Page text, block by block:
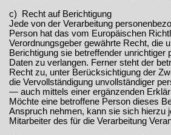
c) Recht auf Berichtigung
Jede von der Verarbeitung
Person hat das vom Europäischen
Verordnungsgeber gewährte Recht, die
Berichtigung sie betreffender unrichtiger
Daten zu verlangen. Ferner steht der
Recht zu, unter Berücksichtigung der
die Vervollständigung unvollständiger
— auch mittels einer ergänzenden
Möchte eine betroffene Person dieses
Anspruch nehmen, kann sie sich hierzu
Mitarbeiter des für die Verarbeitung